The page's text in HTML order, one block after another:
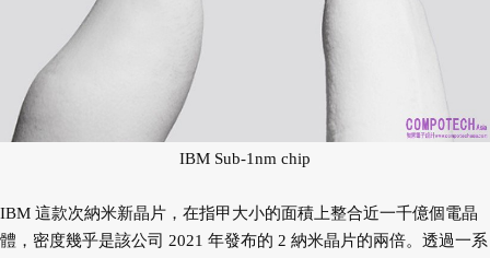
IBM Sub-1nm chip
IBM 這款次納米新晶片，在指甲大小的面積上整合近一千億個電晶
體，密度幾乎是該公司 2021 年發布的 2 納米晶片的兩倍。透過一系